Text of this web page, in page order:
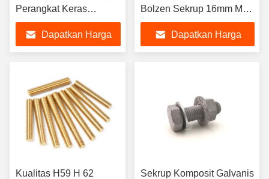
Perangkat Keras
Kuningan Berbagai
Jenis Presisi
Dapatkan Harga
Bolzen Sekrup 16mm M40
Kekuatan Tinggi TC Mur
Baut Mesin Cuci A358
Dapatkan Harga
Kualitas H59 H 62
Sekrup Komposit Galvanis